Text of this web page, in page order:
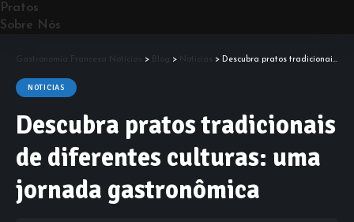
Pratos
Sobre Nós
Gastronomia Francesa Notícias > Blog > Noticias > Descubra pratos tradicionais de diferentes culturas: uma jornada gastronômica
NOTICIAS
Descubra pratos tradicionais
de diferentes culturas: uma
jornada gastronômica